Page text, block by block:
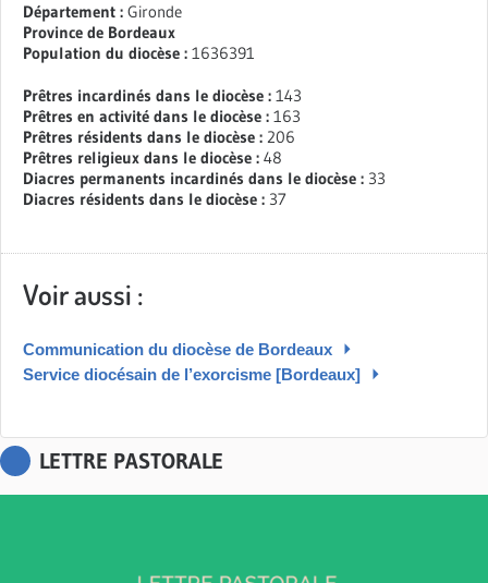
Département : Gironde
Province de Bordeaux
Population du diocèse : 1636391
Prêtres incardinés dans le diocèse : 143
Prêtres en activité dans le diocèse : 163
Prêtres résidents dans le diocèse : 206
Prêtres religieux dans le diocèse : 48
Diacres permanents incardinés dans le diocèse : 33
Diacres résidents dans le diocèse : 37
Voir aussi :
Communication du diocèse de Bordeaux
Service diocésain de l’exorcisme [Bordeaux]
LETTRE PASTORALE